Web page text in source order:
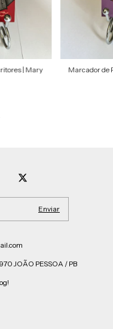
| Mary
Marcador de
JOÃO PESSOA / PB